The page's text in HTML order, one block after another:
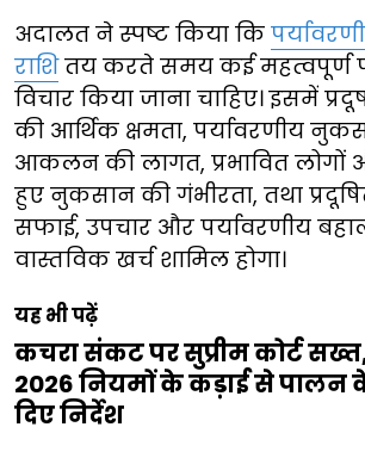
अदालत ने स्पष्ट किया कि
राशितय करते समय कई महत्वपूर्ण
विचार किया जाना चाहिए। इसमें
की आर्थिक क्षमता, पर्यावरणीय
आकलन की लागत, प्रभावित लोगों
हुए नुकसान की गंभीरता, तथा
सफाई, उपचार और पर्यावरणीय
वास्तविक खर्च शामिल होगा।
यह भी पढ़ें
कचरा संकट पर सुप्रीम कोर्ट
2026 नियमों के कड़ाई से पालन
दिए निर्देश